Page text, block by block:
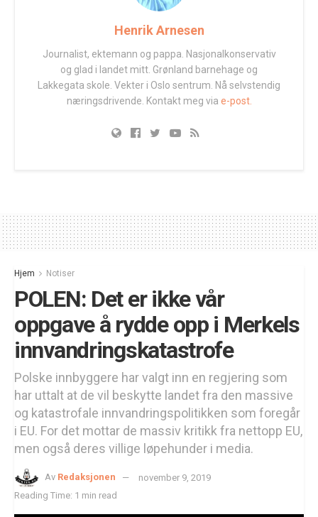
Henrik Arnesen
Journalist, ektemann og pappa. Nasjonalkonservativ
og glad i landet mitt. Grønland barnehage og
Lakkegata skole. Vekter i Oslo sentrum. Nå selvstendig
næringsdrivende. Kontakt meg via e-post.
Hjem Notiser
POLEN: Det er ikke vår
oppgave å rydde opp i Merkels
innvandringskatastrofe
Polske innbyggere har valgt inn en regjering som
har uttalt at de vil beskytte landet fra den massive
og katastrofale innvandringspolitikken som foregår
i EU. For det mottar de massiv kritikk fra nettopp EU,
men også deres villige løpehunder i media.
Av Redaksjonen
november 9, 2019
Reading Time: 1 min read